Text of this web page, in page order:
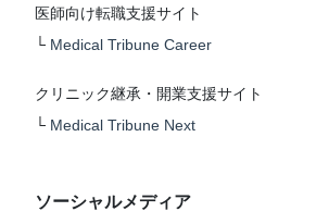
医師向け転職支援サイト
└ Medical Tribune Career
クリニック継承・開業支援サイト
└ Medical Tribune Next
ソーシャルメディア